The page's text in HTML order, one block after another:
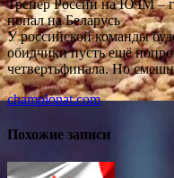
Тренер России на ЮЧМ –
попал на Беларусь
У российской команды
обидчики пусть ещё
четвертьфинала. Но
championat.com
Похожие записи